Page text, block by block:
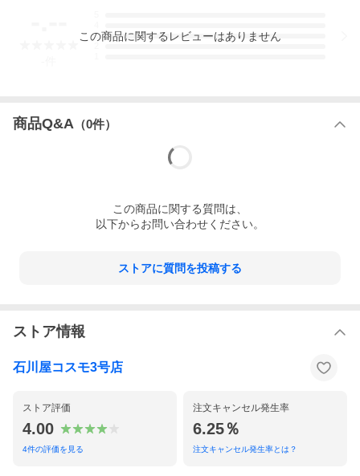
3
この商品に関するレビューはありません
商品Q&A （0件）
この商品に関する質問は、
以下からお問い合わせください。
ストアに質問を投稿する
ストア情報
石川屋コスモ3号店
ストア評価
4.00
4件の評価を見る
注文キャンセル発生率
6.25％
注文キャンセル発生率とは？